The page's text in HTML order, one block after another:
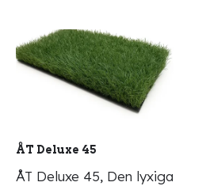
ÅT Deluxe 45
ÅT Deluxe 45, Den lyxiga